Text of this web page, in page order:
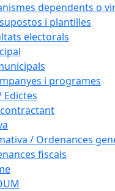
dependents o
i plantilles
electorals
i programes
Edictes
/ Ordenances
fiscals